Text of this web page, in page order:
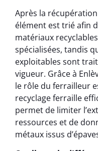
Après la
élément est trié afin
matériaux
spécialisées, tandis
exploitables sont
vigueur. Grâce à
le rôle du ferrailleur
recyclage ferraille
permet de limiter
ressources et de
métaux issus